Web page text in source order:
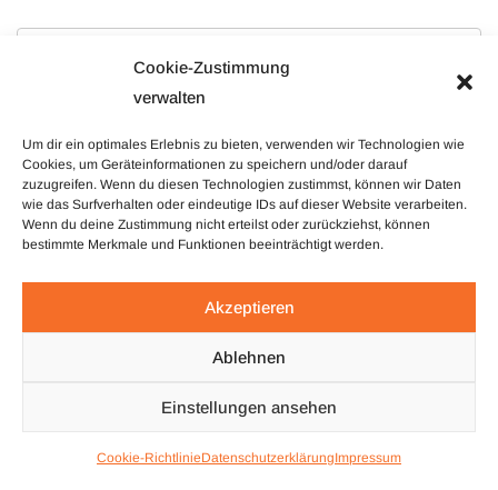
Cookie-Zustimmung
verwalten
Um dir ein optimales Erlebnis zu bieten, verwenden wir Technologien wie
Cookies, um Geräteinformationen zu speichern und/oder darauf
zuzugreifen. Wenn du diesen Technologien zustimmst, können wir Daten
wie das Surfverhalten oder eindeutige IDs auf dieser Website verarbeiten.
Wenn du deine Zustimmung nicht erteilst oder zurückziehst, können
bestimmte Merkmale und Funktionen beeinträchtigt werden.
Akzeptieren
Ablehnen
Einstellungen ansehen
Cookie-RichtlinieDatenschutzerklärungImpressum
Previous Post